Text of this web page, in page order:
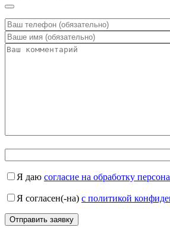
Я даю согласие на обработку
Я согласен(-на) с политикой